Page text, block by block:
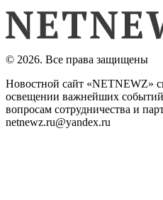
© 2026. Все права защищены
Новостной сайт «NETNEWZ»
освещении важнейших
вопросам сотрудничества и
netnewz.ru@yandex.ru